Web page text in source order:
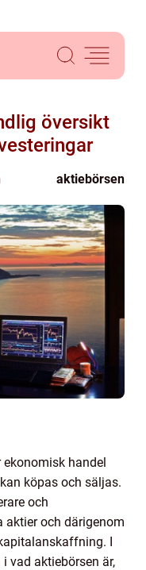
översikt
aktiebörsen
handel
köpas och säljas.
och
aktier och därigenom
I
vad aktiebörsen är,